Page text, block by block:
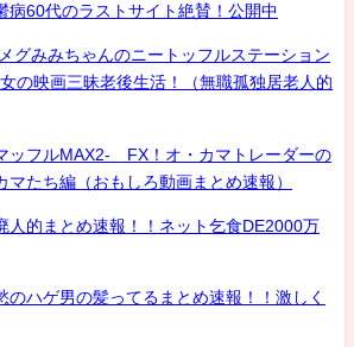
病60代のラストサイト絶賛！公開中
グみみちゃんのニートッフルステーション
の映画三昧老後生活！（無職孤独居老人的
ッフルMAX2- FX！オ・カマトレーダーの
たち編（おもしろ動画まとめ速報）
人的まとめ速報！！ネット乞食DE2000万
のハゲ男の髪ってるまとめ速報！！激しく